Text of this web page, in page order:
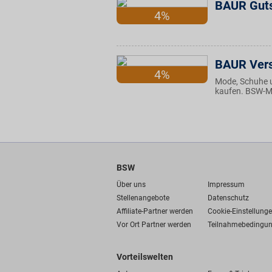
4%
BAUR
4%
BAUR
Mode, Schuhe
kaufen. BSW-
BSW
Über uns
Impressum
Stellenangebote
Datenschutz
Affiliate-Partner werden
Cookie-
Vor Ort Partner werden
Vorteilswelten